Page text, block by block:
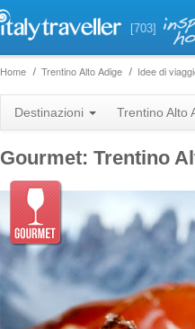
[703]
Home Trentino Alto Adige Idee di
Destinazioni Trentino Alto
Gourmet: Trentino